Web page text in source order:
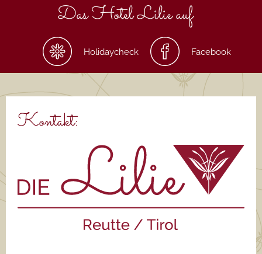
Das Hotel Lilie auf
Holidaycheck Facebook
Kontakt: